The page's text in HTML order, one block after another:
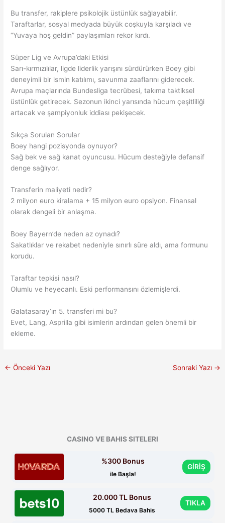
Bu transfer, rakiplere psikolojik üstünlük sağlayabilir.
Taraftarlar, sosyal medyada büyük coşkuyla karşıladı ve
“Yuvaya hoş geldin” paylaşımları rekor kırdı.
Süper Lig ve Avrupa’daki Etkisi
Sarı-kırmızılılar, ligde liderlik yarışını sürdürürken Boey gibi
deneyimli bir ismin katılımı, savunma zaaflarını giderecek.
Avrupa maçlarında Bundesliga tecrübesi, takıma taktiksel
üstünlük getirecek. Sezonun ikinci yarısında hücum çeşitliliği
artacak ve şampiyonluk iddiası pekişecek.
Sıkça Sorulan Sorular
Boey hangi pozisyonda oynuyor?
Sağ bek ve sağ kanat oyuncusu. Hücum desteğiyle defansif
denge sağlıyor.
Transferin maliyeti nedir?
2 milyon euro kiralama + 15 milyon euro opsiyon. Finansal
olarak dengeli bir anlaşma.
Boey Bayern’de neden az oynadı?
Sakatlıklar ve rekabet nedeniyle sınırlı süre aldı, ama formunu
korudu.
Taraftar tepkisi nasıl?
Olumlu ve heyecanlı. Eski performansını özlemişlerdi.
Galatasaray’ın 5. transferi mi bu?
Evet, Lang, Asprilla gibi isimlerin ardından gelen önemli bir
ekleme.
← Önceki Yazı Sonraki Yazı →
CASINO VE BAHIS SITELERI
%300 Bonus
ile Başla!
GİRİŞ
20.000 TL Bonus
5000 TL Bedava Bahis
TIKLA